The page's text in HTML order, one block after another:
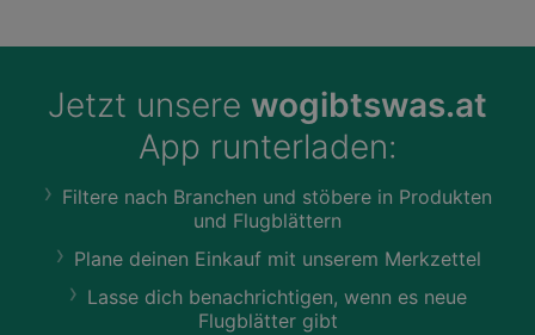
Jetzt unsere wogibtswas.at
App runterladen:
Filtere nach Branchen und stöbere in Produkten
und Flugblättern
Plane deinen Einkauf mit unserem Merkzettel
Lasse dich benachrichtigen, wenn es neue
Flugblätter gibt